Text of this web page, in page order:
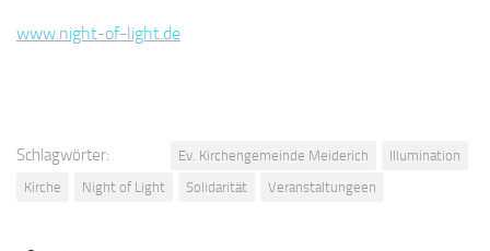
www.night-of-light.de
Schlagwörter: Ev. Kirchengemeinde Meiderich
Illumination
Kirche
Night of Light Solidarität Veranstaltungeen